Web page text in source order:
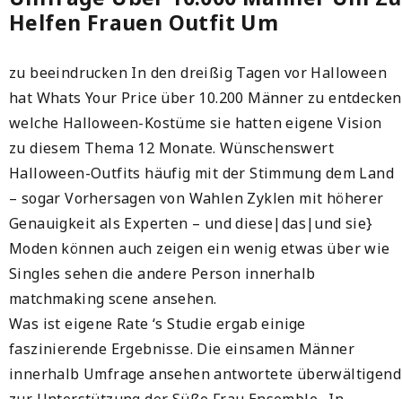
Helfen Frauen Outfit Um
zu beeindrucken In den dreißig Tagen vor Halloween
hat Whats Your Price über 10.200 Männer zu entdecken
welche Halloween-Kostüme sie hatten eigene Vision
zu diesem Thema 12 Monate. Wünschenswert
Halloween-Outfits häufig mit der Stimmung dem Land
– sogar Vorhersagen von Wahlen Zyklen mit höherer
Genauigkeit als Experten – und diese|das|und sie}
Moden können auch zeigen ein wenig etwas über wie
Singles sehen die andere Person innerhalb
matchmaking scene ansehen.
Was ist eigene Rate ‘s Studie ergab einige
faszinierende Ergebnisse. Die einsamen Männer
innerhalb Umfrage ansehen antwortete überwältigend